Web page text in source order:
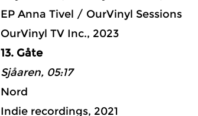
EP Anna Tivel / OurVinyl Sessions
OurVinyl TV Inc., 2023
13. Gåte
Sjåaren, 05:17
Nord
Indie recordings, 2021